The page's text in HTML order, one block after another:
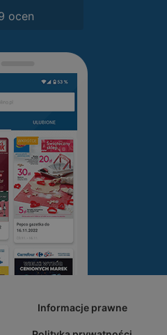
ocen
Informacje prawne